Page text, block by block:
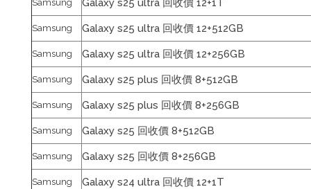
Samsung Galaxy s25 ultra 回收價 12+1T
Samsung Galaxy s25 ultra 回收價 12+512GB
Samsung Galaxy s25 ultra 回收價 12+256GB
Samsung Galaxy s25 plus 回收價 8+512GB
Samsung Galaxy s25 plus 回收價 8+256GB
Samsung Galaxy s25 回收價 8+512GB
Samsung Galaxy s25 回收價 8+256GB
Samsung Galaxy s24 ultra 回收價 12+1T